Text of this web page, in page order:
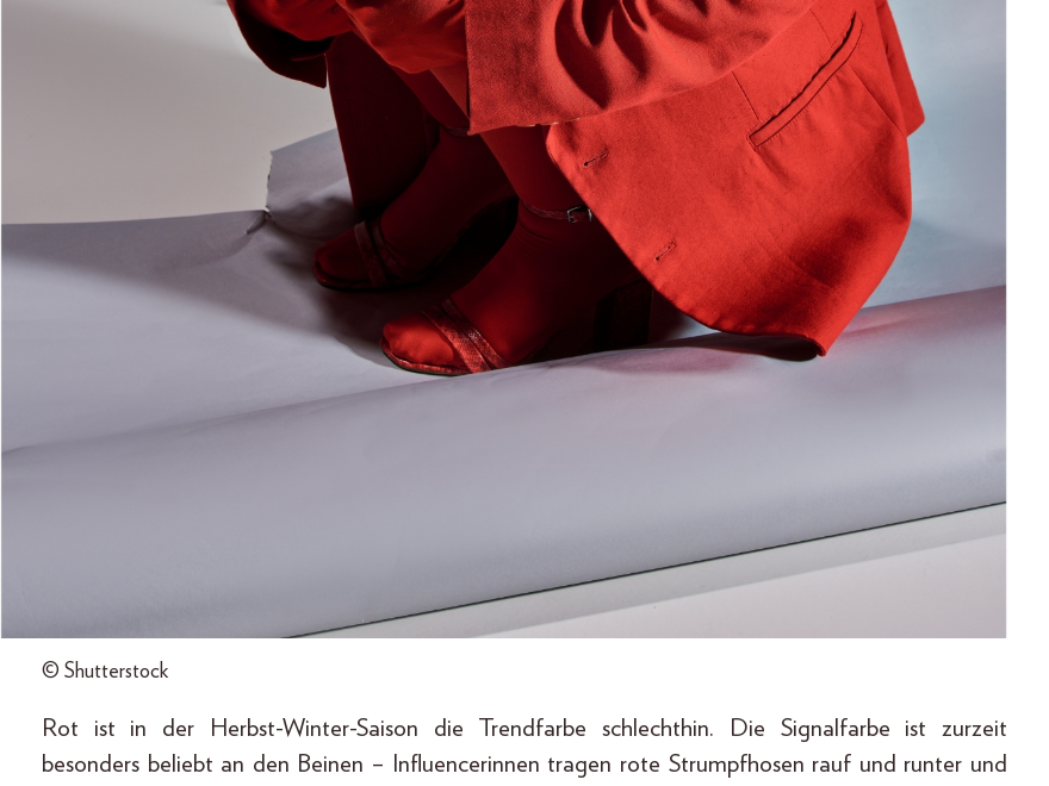
© Shutterstock
Rot ist in der Herbst-Winter-Saison die Trendfarbe schlechthin. Die Signalfarbe ist zurzeit
besonders beliebt an den Beinen – Influencerinnen tragen rote Strumpfhosen rauf und runter und